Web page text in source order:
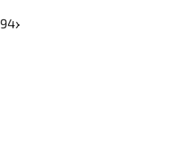
94x85 mm (8 středních